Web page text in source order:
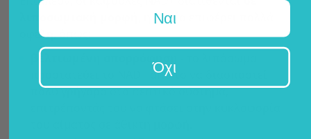
, η οποία επιφέρει πολλά
οφέλη, όπως:
προστατεύει το NAD+ από το να διασπαστεί
πολύ γρήγορα στο πεπτικό σύστημα,
Ναι
Όχι